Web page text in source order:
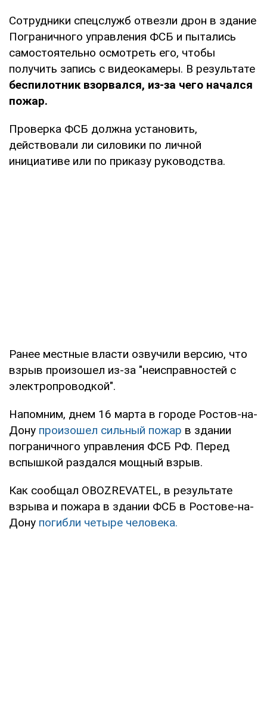
Сотрудники спецслужб отвезли дрон в здание
Пограничного управления ФСБ и пытались
самостоятельно осмотреть его, чтобы
получить запись с видеокамеры. В результате
беспилотник взорвался, из-за чего начался
пожар.
Проверка ФСБ должна установить,
действовали ли силовики по личной
инициативе или по приказу руководства.
Ранее местные власти озвучили версию, что
взрыв произошел из-за "неисправностей с
электропроводкой".
Напомним, днем 16 марта в городе Ростов-на-
Дону произошел сильный пожар в здании
пограничного управления ФСБ РФ. Перед
вспышкой раздался мощный взрыв.
Как сообщал OBOZREVATEL, в результате
взрыва и пожара в здании ФСБ в Ростове-на-
Дону погибли четыре человека.